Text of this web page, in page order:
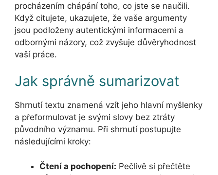
procházením chápání toho, co jste se naučili.
Když citujete, ukazujete, že vaše argumenty
jsou podloženy autentickými informacemi a
odbornými názory, což zvyšuje důvěryhodnost
vaší práce.
Jak správně sumarizovat
Shrnutí textu znamená vzít jeho hlavní myšlenky
a přeformulovat je svými slovy bez ztráty
původního významu. Při shrnutí postupujte
následujícími kroky:
Čtení a pochopení: Pečlivě si přečtěte